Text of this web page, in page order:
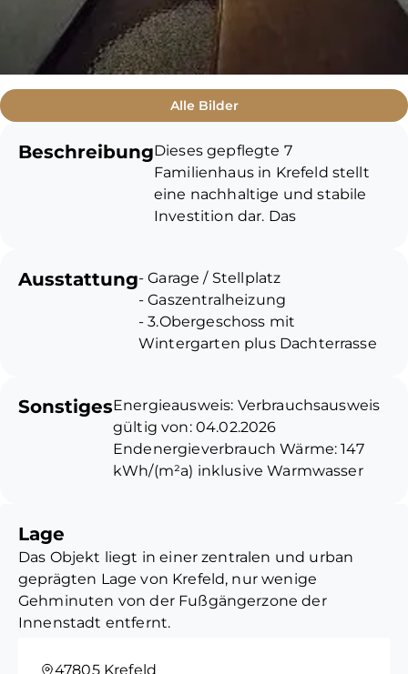
Alle Bilder
BeschreibungDieses gepflegte 7
Familienhaus in Krefeld stellt
eine nachhaltige und stabile
Investition dar. Das
erzielt derzeit eine jährliche
Nettomieteeinnahme von
44.400,00 Euro. Damit bietet
die Immobilie von Beginn an
Das Gebäude umfasst sieben
Wohneinheiten mit
funktionalen, gut vermietbaren
damit für eine stabile
Vermietbarkeit. Die
kontinuierliche Nutzung aller
Einheiten unterstreicht die
Ausstattung- Garage / Stellplatz
- Gaszentralheizung
- 3.Obergeschoss mit
Wintergarten plus Dachterrasse
SonstigesEnergieausweis: Verbrauchsausweis
gültig von: 04.02.2026
Endenergieverbrauch Wärme: 147
kWh/(m²a) inklusive Warmwasser
Baujahr: 1908
Lage
Das Objekt liegt in einer zentralen und urban
geprägten Lage von Krefeld, nur wenige
Gehminuten von der Fußgängerzone der
Innenstadt entfernt.
In unmittelbarer Nähe befinden sich
47805 Krefeld